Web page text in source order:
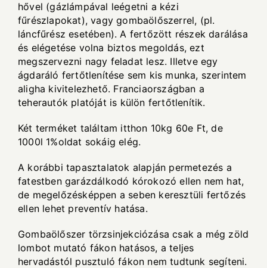
hővel (gázlámpával leégetni a kézi
fűrészlapokat), vagy gombaölőszerrel, (pl.
láncfűrész esetében). A fertőzött részek darálása
és elégetése volna biztos megoldás, ezt
megszervezni nagy feladat lesz. Illetve egy
ágdaráló fertőtlenítése sem kis munka, szerintem
aligha kivitelezhető. Franciaországban a
teherautók platóját is külön fertőtlenítik.
Két terméket találtam itthon 10kg 60e Ft, de
1000l 1%oldat sokáig elég.
A korábbi tapasztalatok alapján permetezés a
fatestben garázdálkodó kórokozó ellen nem hat,
de megelőzésképpen a seben keresztüli fertőzés
ellen lehet preventív hatása.
Gombaölőszer törzsinjekciózása csak a még zöld
lombot mutató fákon hatásos, a teljes
hervadástól pusztuló fákon nem tudtunk segíteni.